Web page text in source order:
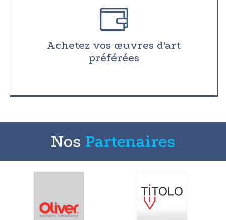
Achetez vos œuvres d'art
préférées
Nos Partenaires